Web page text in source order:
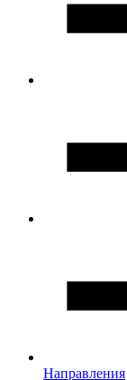
Направления